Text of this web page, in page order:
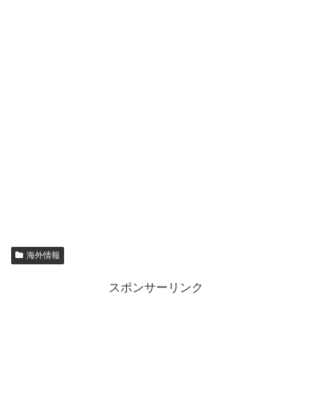
海外情報
スポンサーリンク